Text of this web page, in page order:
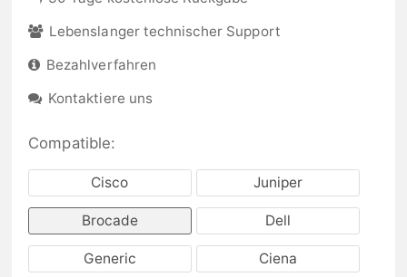
Lebenslanger technischer Support
Bezahlverfahren
Kontaktiere uns
Compatible:
Cisco Juniper
Brocade Dell
Generic Ciena